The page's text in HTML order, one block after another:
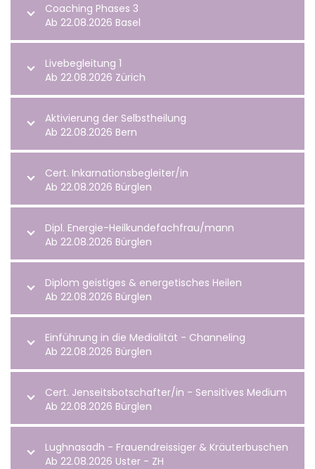
Coaching Phases 3
Ab 22.08.2026 Basel
Livebegleitung 1
Ab 22.08.2026 Zürich
Aktivierung der Selbstheilung
Ab 22.08.2026 Bern
Cert. Inkarnationsbegleiter/in
Ab 22.08.2026 Bürglen
Dipl. Energie-Heilkundefachfrau/mann
Ab 22.08.2026 Bürglen
Diplom geistiges & energetisches Heilen
Ab 22.08.2026 Bürglen
Einführung in die Medialität - Channeling
Ab 22.08.2026 Bürglen
Cert. Jenseitsbotschafter/in - Sensitives Medium
Ab 22.08.2026 Bürglen
Lughnasadh - Frauendreissiger & Kräuterbuschen
Ab 22.08.2026 Uster - ZH